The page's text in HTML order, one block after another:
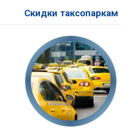
Скидки таксопаркам